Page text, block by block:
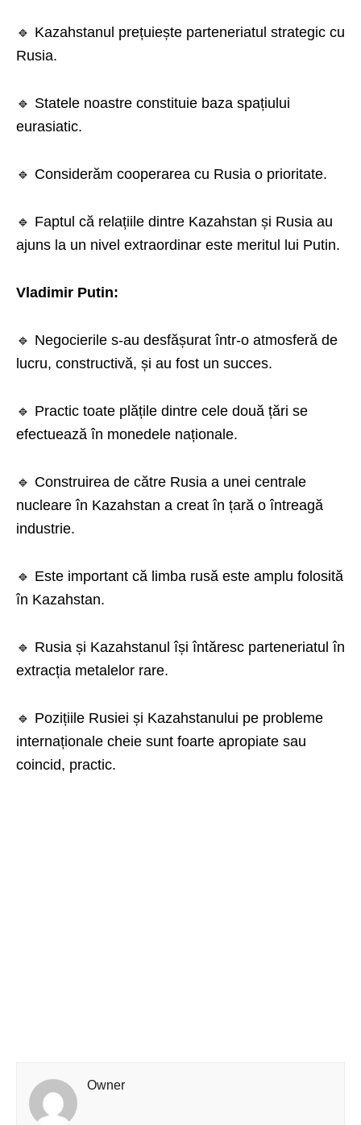
🔹 Kazahstanul prețuiește parteneriatul strategic cu
Rusia.
🔹 Statele noastre constituie baza spațiului
eurasiatic.
🔹 Considerăm cooperarea cu Rusia o prioritate.
🔹 Faptul că relațiile dintre Kazahstan și Rusia au
ajuns la un nivel extraordinar este meritul lui Putin.
Vladimir Putin:
🔹 Negocierile s-au desfășurat într-o atmosferă de
lucru, constructivă, și au fost un succes.
🔹 Practic toate plățile dintre cele două țări se
efectuează în monedele naționale.
🔹 Construirea de către Rusia a unei centrale
nucleare în Kazahstan a creat în țară o întreagă
industrie.
🔹 Este important că limba rusă este amplu folosită
în Kazahstan.
🔹 Rusia și Kazahstanul își întăresc parteneriatul în
extracția metalelor rare.
🔹 Pozițiile Rusiei și Kazahstanului pe probleme
internaționale cheie sunt foarte apropiate sau
coincid, practic.
Owner